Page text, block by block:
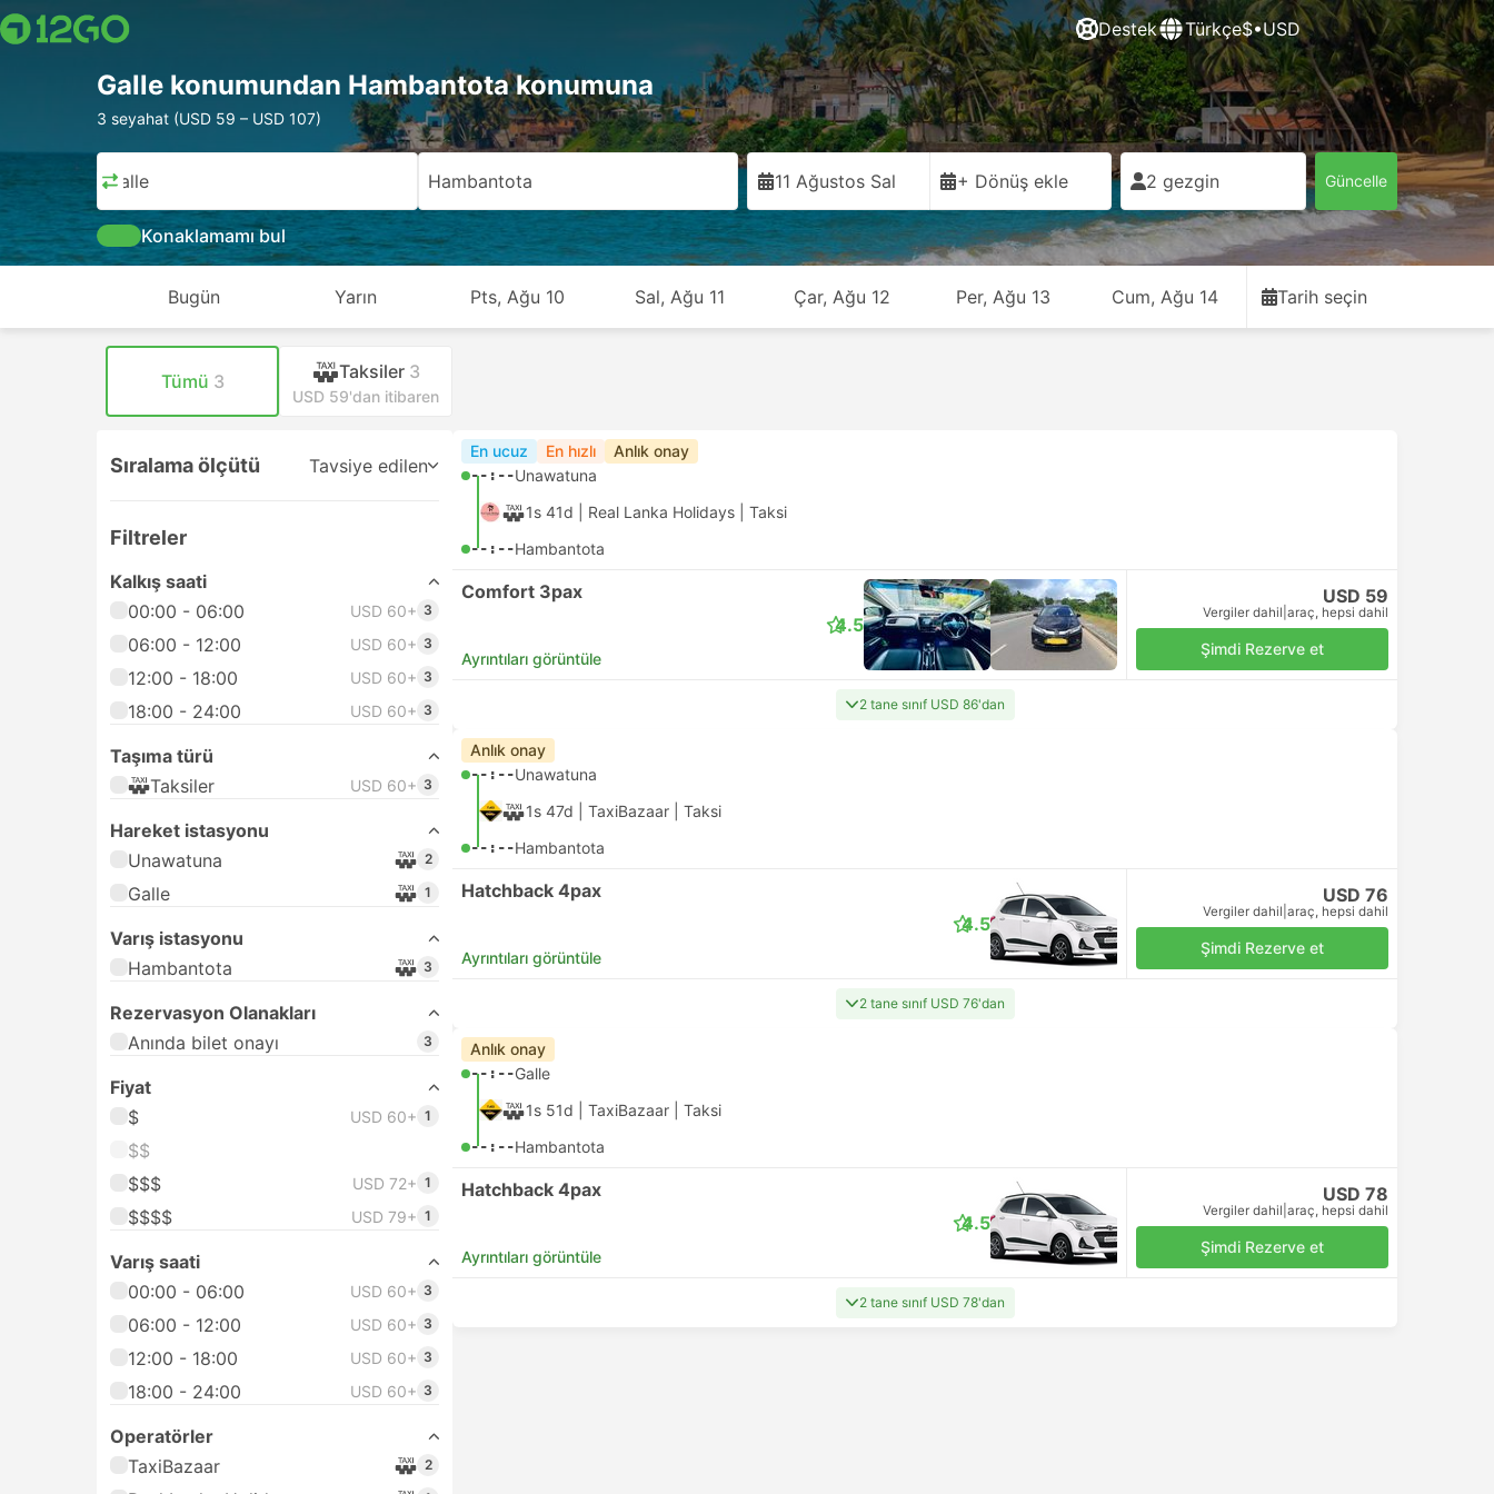
Destek Türkçe$•USD
Galle konumundan Hambantota konumuna
3 seyahat (USD 59 – USD 107)
Galle Hambantota 11 Ağustos Sal + Dönüş ekle 2 gezgin Güncelle
Konaklamamı bul
Bugün Yarın Pts, Ağu 10 Sal, Ağu 11 Çar, Ağu 12 Per, Ağu 13 Cum, Ağu 14 Tarih seçin
Tümü 3 Taksiler 3
USD 59'dan itibaren
Sıralama ölçütü Tavsiye edilen
Filtreler
Kalkış saati
00:00 - 06:00
USD 60+ 3
06:00 - 12:00 USD 60+ 3
12:00 - 18:00 USD 60+ 3
18:00 - 24:00 USD 60+ 3
Taşıma türü
Taksiler
USD 60+ 3
Hareket istasyonu
Unawatuna
2
Galle 1
Varış istasyonu
Hambantota
3
Rezervasyon Olanakları
Anında bilet onayı
3
Fiyat
$
USD 60+ 1
$$
$$$
USD 72+ 1
$$$$ USD 79+ 1
Varış saati
00:00 - 06:00
USD 60+ 3
06:00 - 12:00 USD 60+ 3
12:00 - 18:00 USD 60+ 3
18:00 - 24:00 USD 60+ 3
Operatörler
TaxiBazaar
2
En ucuz En hızlı Anlık onay
--:--Unawatuna
1s 41d | Real Lanka Holidays Taksi
--:--Hambantota
Comfort 3pax
Ayrıntıları görüntüle
4.5
USD 59
Vergiler dahil araç, hepsi dahil
Şimdi Rezerve et
2 tane sınıf USD 86'dan
Anlık onay
--:--Unawatuna
1s 47d | TaxiBazaar Taksi
--:--Hambantota
Hatchback 4pax
Ayrıntıları görüntüle
4.5
USD 76
Vergiler dahil araç, hepsi dahil
Şimdi Rezerve et
2 tane sınıf USD 76'dan
Anlık onay
--:--Galle
1s 51d | TaxiBazaar Taksi
--:--Hambantota
Hatchback 4pax
Ayrıntıları görüntüle
4.5
USD 78
Vergiler dahil araç, hepsi dahil
Şimdi Rezerve et
2 tane sınıf USD 78'dan